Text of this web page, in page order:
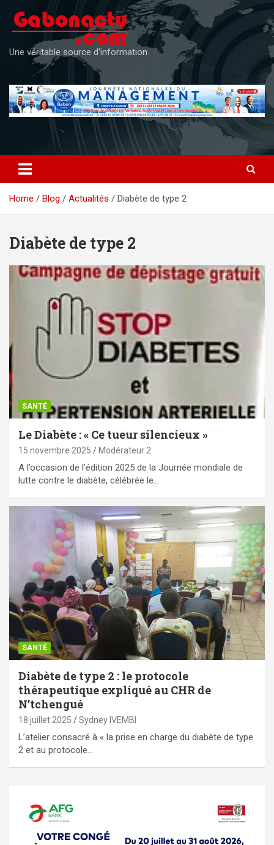
content
Une véritable source d'information
Home Blog Actualités Diabète de type 2
Diabète de type 2
SANTÉ
Le Diabète : « Ce tueur silencieux »
15 novembre 2025 Modérateur 2
A l’occasion de l’édition 2025 de la Journée mondiale de
lutte contre le diabète, célébrée le…
SANTÉ
Diabète de type 2 : le protocole
thérapeutique expliqué au CHR de
N’tchengué
18 juillet 2025 Sydney IVEMBI
L’atelier consacré à « la prise en charge du diabète de type
2 et au protocole…